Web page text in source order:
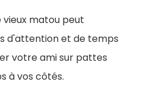
matou peut
d'attention et de temps
votre ami sur pattes
à vos côtés.